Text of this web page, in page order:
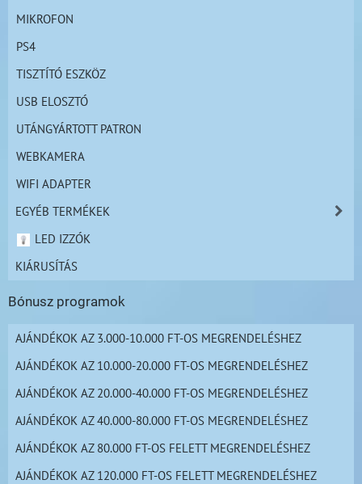
MIKROFON
PS4
TISZTÍTÓ ESZKÖZ
USB ELOSZTÓ
UTÁNGYÁRTOTT PATRON
WEBKAMERA
WIFI ADAPTER
EGYÉB TERMÉKEK
LED IZZÓK
KIÁRUSÍTÁS
Bónusz programok
AJÁNDÉKOK AZ 3.000-10.000 FT-OS MEGRENDELÉSHEZ
AJÁNDÉKOK AZ 10.000-20.000 FT-OS MEGRENDELÉSHEZ
AJÁNDÉKOK AZ 20.000-40.000 FT-OS MEGRENDELÉSHEZ
AJÁNDÉKOK AZ 40.000-80.000 FT-OS MEGRENDELÉSHEZ
AJÁNDÉKOK AZ 80.000 FT-OS FELETT MEGRENDELÉSHEZ
AJÁNDÉKOK AZ 120.000 FT-OS FELETT MEGRENDELÉSHEZ